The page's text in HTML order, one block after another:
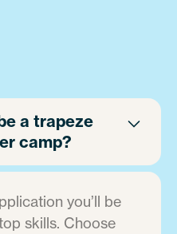
a trapeze
camp?
you’ll be
skills. Choose